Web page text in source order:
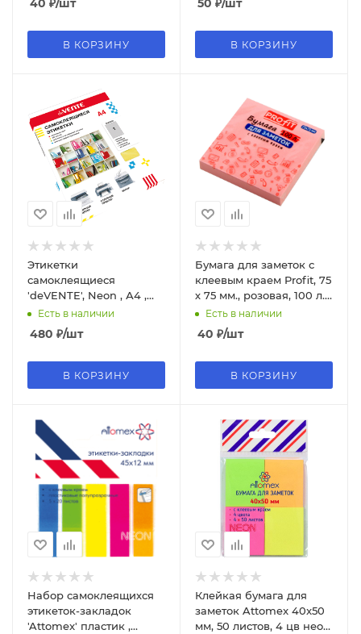
40 ₽/шт
В КОРЗИНУ
50 ₽/шт
В КОРЗИНУ
Этикетки
самоклеящиеся
'deVENTE', Neon , А4 ,
желтые , 210х297мм , 50л,
2060500
Есть в наличии
480 ₽/шт
В КОРЗИНУ
Бумага для заметок с
клеевым краем Profit, 75
х 75 мм., розовая, 100 л.,
3Б-5575
Есть в наличии
40 ₽/шт
В КОРЗИНУ
Набор самоклеящихся
этикеток-закладок
'Attomex' пластик ,
Клейкая бумага для
заметок Attomex 40x50
мм, 50 листов, 4 цв неон,